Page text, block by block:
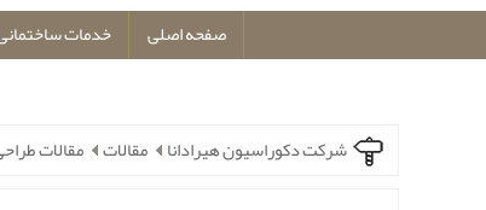
صفحه اصلی خدمات
شرکت دکوراسیون هیرادانا مقالات مقالات